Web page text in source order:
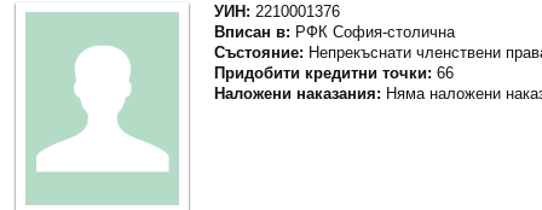
УИН: 2210001376
Вписан в: РФК София-столична
Състояние: Непрекъснати членствени
Придобити кредитни точки: 66
Наложени наказания: Няма наложени